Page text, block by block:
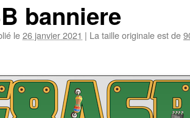
banniere
le26 janvier 2021 | La taille originale est de